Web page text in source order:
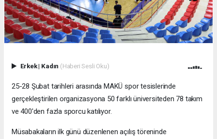
Erkek| Kadın (Haberi Sesli Oku)
25-28 Şubat tarihleri arasında MAKÜ spor tesislerinde
gerçekleştirilen organizasyona 50 farklı üniversiteden 78 takım
ve 400'den fazla sporcu katılıyor.
Müsabakaların ilk günü düzenlenen açılış töreninde